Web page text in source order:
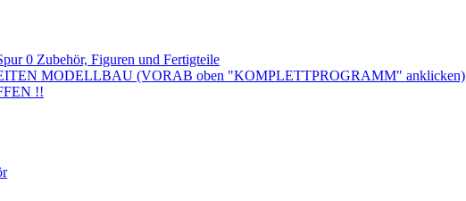
0 Zubehör, Figuren und Fertigteile
MODELLBAU (VORAB oben "KOMPLETTPROGRAMM" anklicken)
!!